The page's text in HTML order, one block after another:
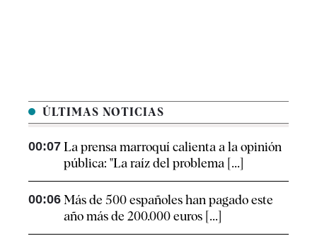
ÚLTIMAS NOTICIAS
00:07 La prensa marroquí calienta a la opinión
pública: "La raíz del problema [...]
00:06 Más de 500 españoles han pagado este
año más de 200.000 euros [...]